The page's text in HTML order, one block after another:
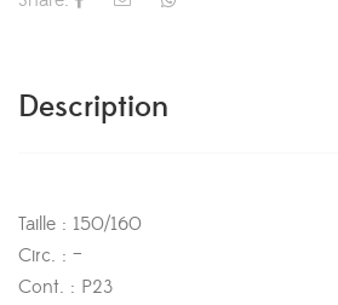
Description
Taille : 150/160
Circ. : –
Cont. : P23